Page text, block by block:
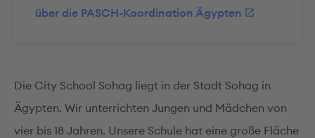
über die PASCH-Koordination Ägypten
Die City School Sohag liegt in der Stadt Sohag in
Ägypten. Wir unterrichten Jungen und Mädchen von
vier bis 18 Jahren. Unsere Schule hat eine große Fläche